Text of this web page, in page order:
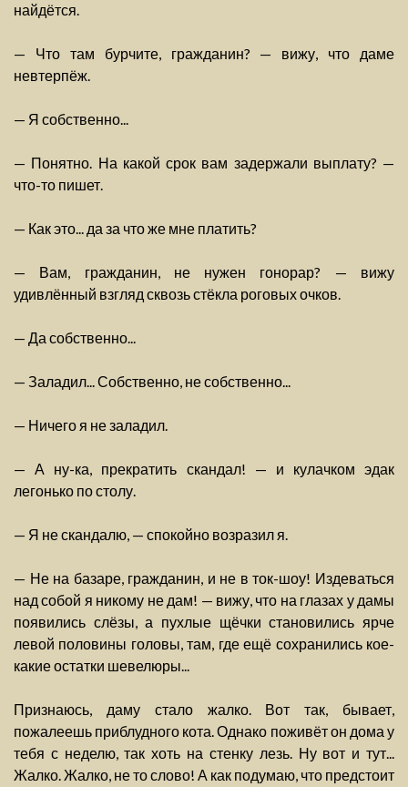
найдётся.
— Что там бурчите, гражданин? — вижу, что даме
невтерпёж.
— Я собственно...
— Понятно. На какой срок вам задержали выплату? —
что-то пишет.
— Как это... да за что же мне платить?
— Вам, гражданин, не нужен гонорар? — вижу
удивлённый взгляд сквозь стёкла роговых очков.
— Да собственно...
— Заладил... Собственно, не собственно...
— Ничего я не заладил.
— А ну-ка, прекратить скандал! — и кулачком эдак
легонько по столу.
— Я не скандалю, — спокойно возразил я.
— Не на базаре, гражданин, и не в ток-шоу! Издеваться
над собой я никому не дам! — вижу, что на глазах у дамы
появились слёзы, а пухлые щёчки становились ярче
левой половины головы, там, где ещё сохранились кое-
какие остатки шевелюры...
Признаюсь, даму стало жалко. Вот так, бывает,
пожалеешь приблудного кота. Однако поживёт он дома у
тебя с неделю, так хоть на стенку лезь. Ну вот и тут...
Жалко. Жалко, не то слово! А как подумаю, что предстоит